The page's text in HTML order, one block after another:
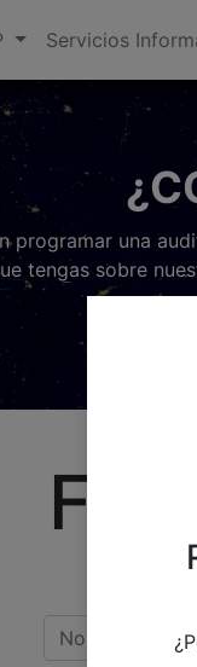
Servicios
programar una
tengas sobre